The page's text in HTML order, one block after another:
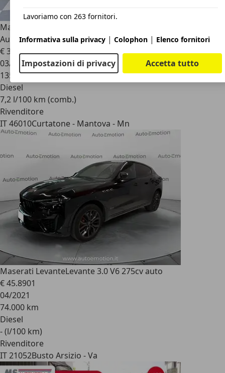
Maserati Levante
Autom.*Navi*PDC*LED.
€ 31.500
03/2019
135.000 km
Diesel
7,2 l/100 km (comb.)
Rivenditore
IT 46010Curtatone - Mantova - Mn
Maserati LevanteLevante 3.0 V6 275cv auto
€ 45.8901
04/2021
74.000 km
Diesel
- (l/100 km)
Rivenditore
IT 21052Busto Arsizio - Va
Lavoriamo con 263 fornitori.
Informativa sulla privacy | Colophon | Elenco fornitori
Impostazioni di privacy Accetta tutto